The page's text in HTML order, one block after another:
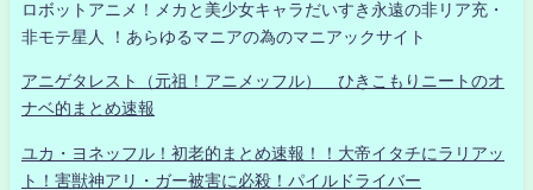
ロボットアニメ！メカと美少女キャラだいすき永遠の非リア充・
非モテ星人 ！あらゆるマニアの為のマニアックサイト
アニゲタレスト（元祖！アニメッフル） ひきこもりニートのオ
ナベ的まとめ速報
ユカ・ヨネッフル！初老的まとめ速報！！大帝イタチにラリアッ
ト！害獣神アリ・ガー被害に必殺！パイルドライバー